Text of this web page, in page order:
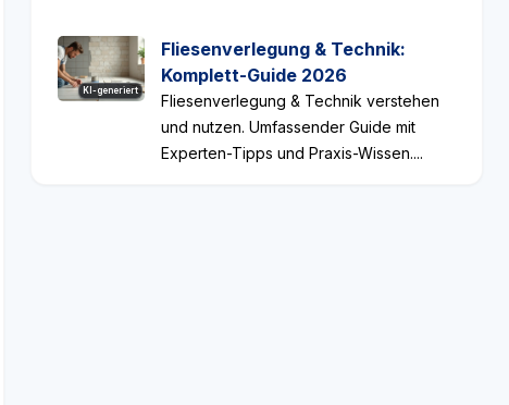
KI-generiert
Fliesenverlegung & Technik:
Komplett-Guide 2026
Fliesenverlegung & Technik verstehen
und nutzen. Umfassender Guide mit
Experten-Tipps und Praxis-Wissen....